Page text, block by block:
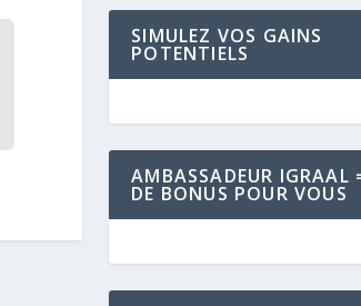
SIMULEZ VOS GAINS
POTENTIELS
AMBASSADEUR IGRAAL
DE BONUS POUR VOUS